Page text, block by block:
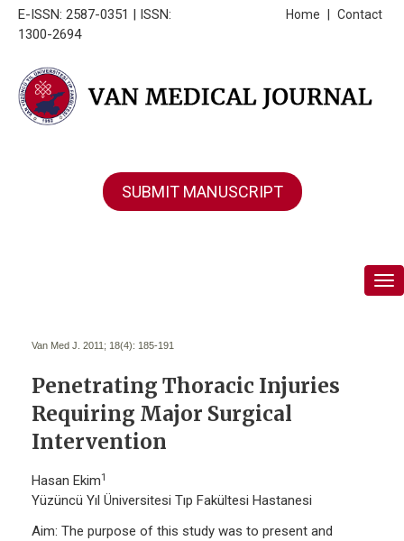
E-ISSN: 2587-0351 | ISSN:
1300-2694
Contact
Home
SUBMIT MANUSCRIPT
Van Med J. 2011; 18(4): 185-191
Penetrating Thoracic Injuries
Requiring Major Surgical
Intervention
Hasan Ekim1
Yüzüncü Yıl Üniversitesi Tıp Fakültesi Hastanesi
Aim: The purpose of this study was to present and